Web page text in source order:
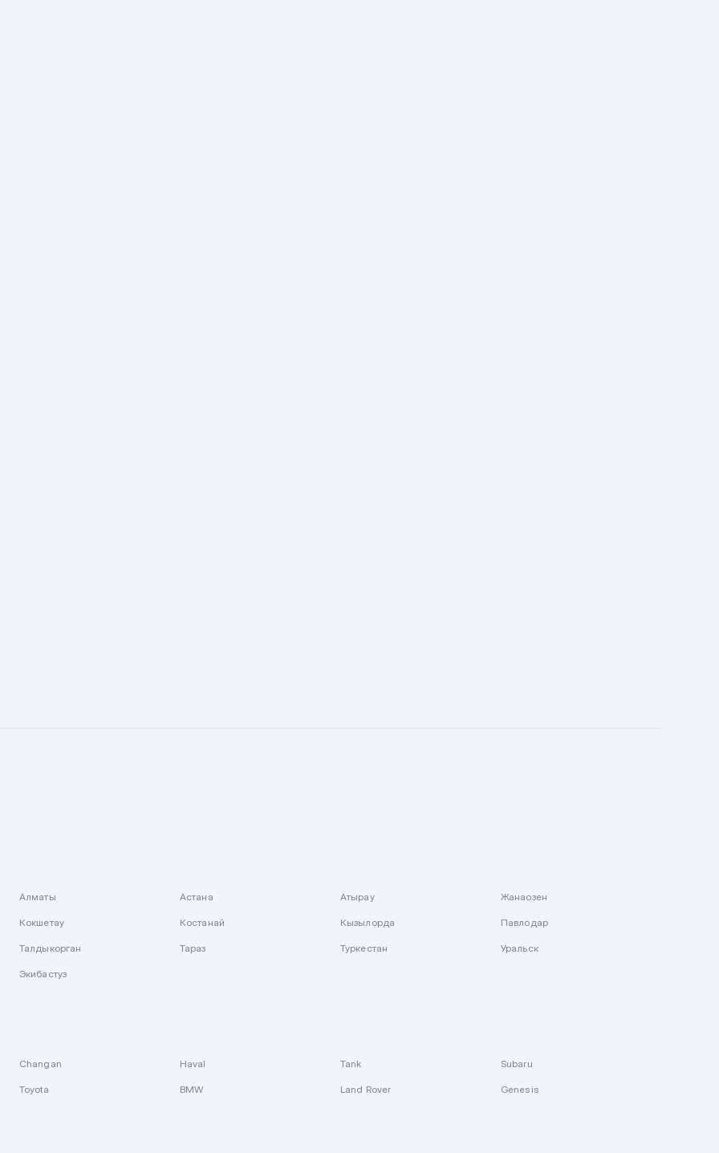
Алматы Астана Атырау Жанаозен
Кокшетау Костанай Кызылорда Павлодар
Талдыкорган Тараз Туркестан Уральск
Экибастуз
Changan Haval Tank Subaru
Toyota BMW Land Rover Genesis